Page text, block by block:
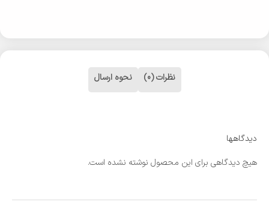
نظرات (0) نحوه ارسال
دیدگاهها
هیچ دیدگاهی برای این محصول نوشته نشده است.